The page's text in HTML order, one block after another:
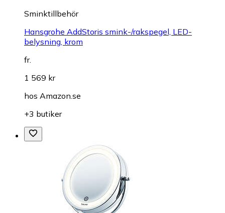
Sminktillbehör
Hansgrohe AddStoris smink-/rakspegel, LED-
belysning, krom
fr.
1 569 kr
hos Amazon.se
+3 butiker